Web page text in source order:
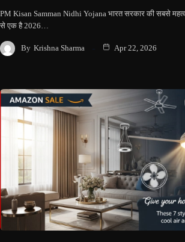
PM Kisan Samman Nidhi Yojana भारत सरकार की सबसे
से एक है 2026…
By Krishna Sharma Apr 22, 2026